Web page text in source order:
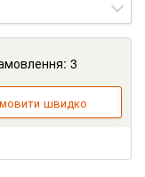
3
швидко